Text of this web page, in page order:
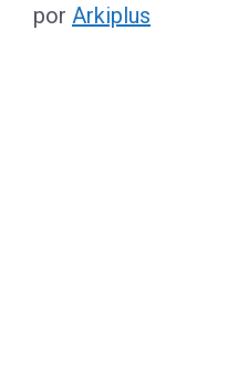
por Arkiplus